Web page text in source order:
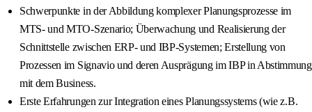
Schwerpunkte in der Abbildung komplexer Planungsprozesse im
MTS- und MTO-Szenario; Überwachung und Realisierung der
Schnittstelle zwischen ERP- und IBP-Systemen; Erstellung von
Prozessen im Signavio und deren Ausprägung im IBP in Abstimmung
mit dem Business.
Erste Erfahrungen zur Integration eines Planungssystems (wie z.B.